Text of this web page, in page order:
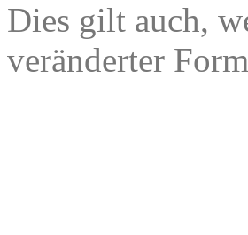
Dies gilt auch,
veränderter